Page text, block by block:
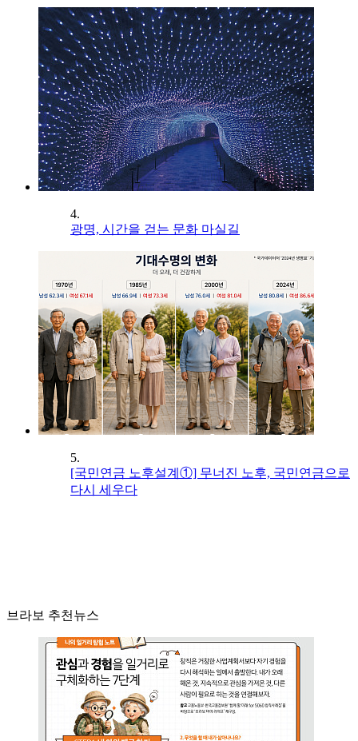
4.
광명, 시간을 걷는 문화 마실길
5.
[국민연금 노후설계①] 무너진 노후, 국민연금으로
다시 세우다
브라보 추천뉴스